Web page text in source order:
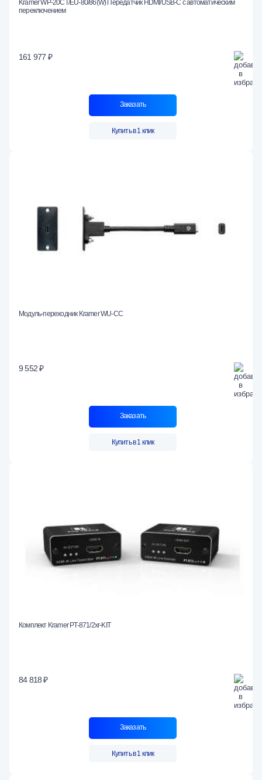
Kramer WP-20CT/EU-80/86(W) Передатчик HDMI/USB-C с автоматическим
переключением
161 977 ₽
Заказать
Купить в 1 клик
Модуль-переходник Kramer WU-CC
9 552 ₽
Заказать
Купить в 1 клик
Комплект Kramer PT-871/2xr-KIT
84 818 ₽
Заказать
Купить в 1 клик